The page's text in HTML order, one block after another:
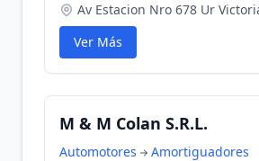
Av Estacion Nro 678 Ur
Ver Más
M & M Colan S.R.L.
Automotores
Amortiguadores